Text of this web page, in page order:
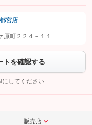
てから「許可する」ボタンを押
い合わせを
宮店
原町２２４－１１
トを確認する
にしてください
販売店